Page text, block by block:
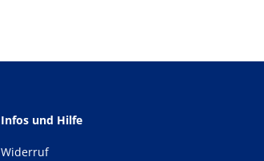
Infos und Hilfe
Widerruf